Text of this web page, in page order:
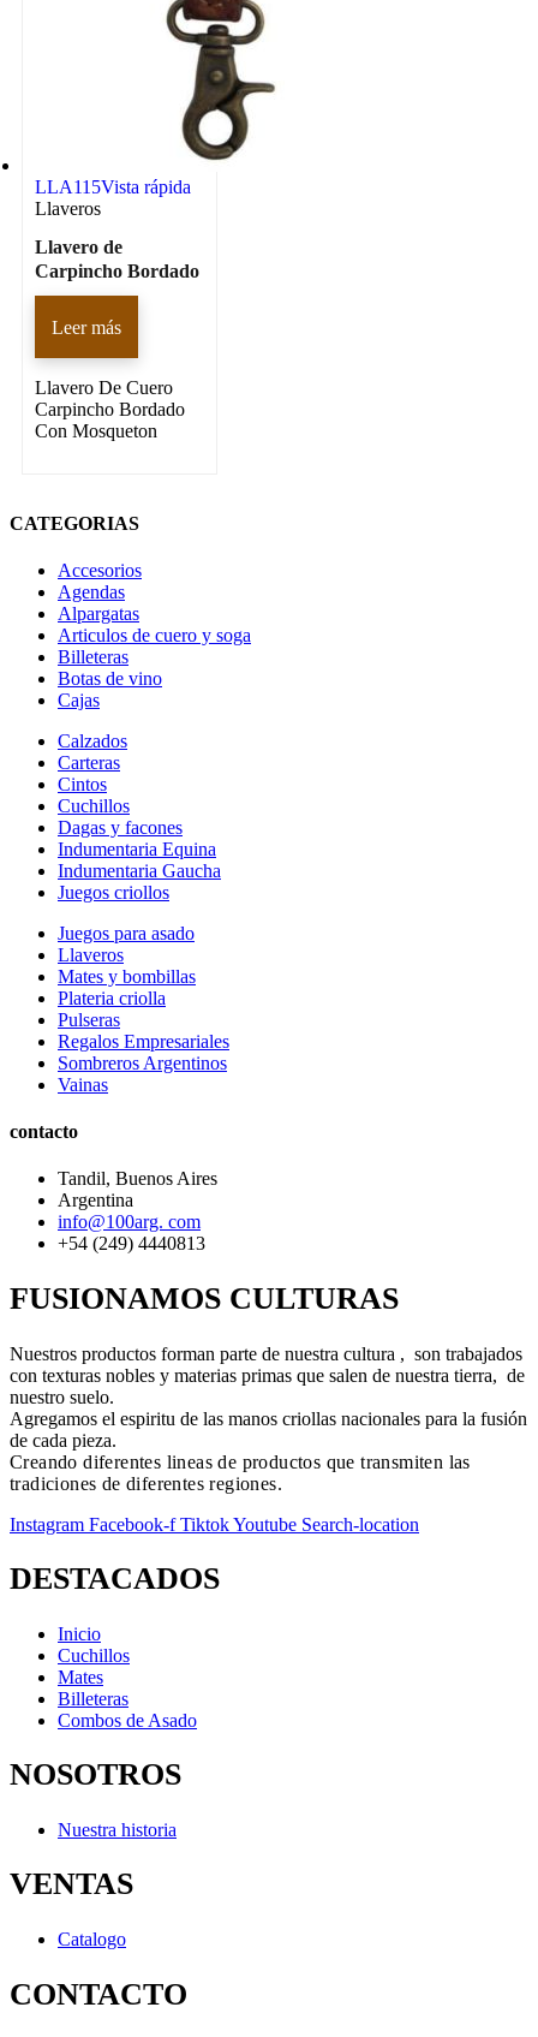
LLA115Vista rápida
Llaveros
Llavero de
Carpincho Bordado
Leer más
Llavero De Cuero
Carpincho Bordado
Con Mosqueton
CATEGORIAS
Accesorios
Agendas
Alpargatas
Articulos de cuero y soga
Billeteras
Botas de vino
Cajas
Calzados
Carteras
Cintos
Cuchillos
Dagas y facones
Indumentaria Equina
Indumentaria Gaucha
Juegos criollos
Juegos para asado
Llaveros
Mates y bombillas
Plateria criolla
Pulseras
Regalos Empresariales
Sombreros Argentinos
Vainas
contacto
Tandil, Buenos Aires
Argentina
info@100arg. com
+54 (249) 4440813
FUSIONAMOS CULTURAS
Nuestros productos forman parte de nuestra cultura , son trabajados
con texturas nobles y materias primas que salen de nuestra tierra, de
nuestro suelo.
Agregamos el espiritu de las manos criollas nacionales para la fusión
de cada pieza.
Creando diferentes lineas de productos que transmiten las
tradiciones de diferentes regiones.
Instagram Facebook-f TiktokYoutube Search-location
DESTACADOS
Inicio
Cuchillos
Mates
Billeteras
Combos de Asado
NOSOTROS
Nuestra historia
VENTAS
Catalogo
CONTACTO